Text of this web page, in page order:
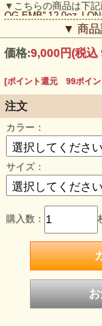
▼こちらの商品は下記
OG-EMB” 12.0oz.
■SIZE CHART：
S=着丈66/身幅52/肩幅
M=着丈69身幅55/肩幅
2XL=着丈78/身幅64/肩
●PULL HOOD
▼ 商品
価格:9,000円(税込
[ポイント還元 99ポイン
注文
カラー：
サイズ：
購入数：